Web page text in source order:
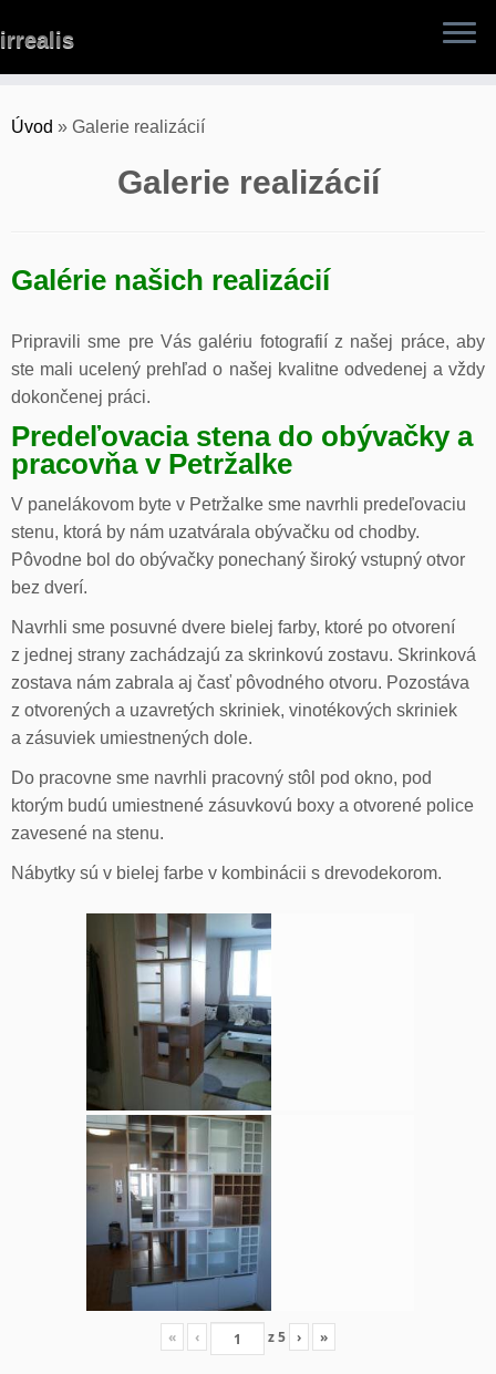
to
irrealis
Úvod » Galerie realizácií
Galerie realizácií
Galérie našich realizácií
Pripravili sme pre Vás galériu fotografií z našej práce, aby
ste mali ucelený prehľad o našej kvalitne odvedenej a vždy
dokončenej práci.
Predeľovacia stena do obývačky a
pracovňa v Petržalke
V panelákovom byte v Petržalke sme navrhli predeľovaciu
stenu, ktorá by nám uzatvárala obývačku od chodby.
Pôvodne bol do obývačky ponechaný široký vstupný otvor
bez dverí.
Navrhli sme posuvné dvere bielej farby, ktoré po otvorení
z jednej strany zachádzajú za skrinkovú zostavu. Skrinková
zostava nám zabrala aj časť pôvodného otvoru. Pozostáva
z otvorených a uzavretých skriniek, vinotékových skriniek
a zásuviek umiestnených dole.
Do pracovne sme navrhli pracovný stôl pod okno, pod
ktorým budú umiestnené zásuvkovú boxy a otvorené police
zavesené na stenu.
Nábytky sú v bielej farbe v kombinácii s drevodekorom.
« ‹ z5 › »